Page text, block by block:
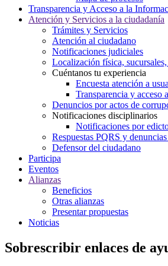
Transparencia y Acceso a la
Atención y Servicios a la ciudadanía
Trámites y Servicios
Atención al ciudadano
Notificaciones judiciales
Localización física,
Cuéntanos tu experiencia
Encuesta atención a
Transparencia y acceso
Denuncios por actos de
Notificaciones disciplinarios
Notificaciones por
Respuestas PQRS y
Defensor del ciudadano
Participa
Eventos
Alianzas
Beneficios
Otras alianzas
Presentar propuestas
Noticias
Sobrescribir enlaces de